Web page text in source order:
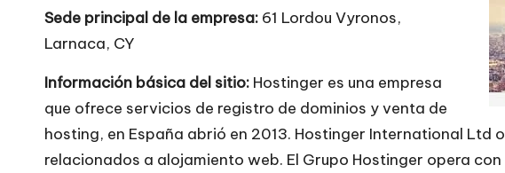
e
si
ti
o
Sede principal de la empresa: 61 Lordou Vyronos,
Larnaca, CY
Información básica del sitio: Hostinger es una empresa
que ofrece servicios de registro de dominios y venta de
hosting, en España abrió en 2013. Hostinger International Ltd
relacionados a alojamiento web. El Grupo Hostinger opera